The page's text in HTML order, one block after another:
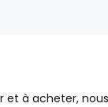
et à acheter,